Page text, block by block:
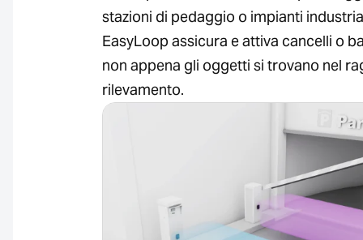
stazioni di pedaggio o impianti
EasyLoop assicura e attiva cancelli o
non appena gli oggetti si trovano nel
rilevamento.